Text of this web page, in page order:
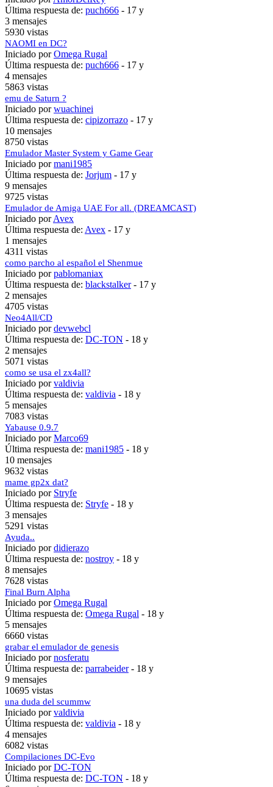
Última respuesta de: puch666 - 17 y
3 mensajes
5930 vistas
NAOMI en DC?
Iniciado porOmega Rugal
Última respuesta de: puch666 - 17 y
4 mensajes
5863 vistas
emu de Saturn ?
Iniciado porwuachinei
Última respuesta de: cipizorrazo - 17 y
10 mensajes
8750 vistas
Emulador Master System y Game Gear
Iniciado pormani1985
Última respuesta de: Jorjum - 17 y
9 mensajes
9725 vistas
Emulador de Amiga UAE For all. (DREAMCAST)
Iniciado porAvex
Última respuesta de: Avex - 17 y
1 mensajes
4311 vistas
como parcho al español el Shenmue
Iniciado porpablomaniax
Última respuesta de: blackstalker- 17 y
2 mensajes
4705 vistas
Neo4All/CD
Iniciado pordevwebcl
Última respuesta de: DC-TON - 18 y
2 mensajes
5071 vistas
como se usa el zx4all?
Iniciado porvaldivia
Última respuesta de: valdivia - 18 y
5 mensajes
7083 vistas
Yabause 0.9.7
Iniciado porMarco69
Última respuesta de: mani1985 - 18 y
10 mensajes
9632 vistas
mame gp2x dat?
Iniciado por Stryfe
Última respuesta de: Stryfe - 18 y
3 mensajes
5291 vistas
Ayuda..
Iniciado pordidierazo
Última respuesta de: nostroy - 18 y
8 mensajes
7628 vistas
Final Burn Alpha
Iniciado porOmega Rugal
Última respuesta de: Omega Rugal - 18 y
5 mensajes
6660 vistas
grabar el emulador de genesis
Iniciado pornosferatu
Última respuesta de: parrabeider- 18 y
9 mensajes
10695 vistas
una duda del scummw
Iniciado porvaldivia
Última respuesta de: valdivia - 18 y
4 mensajes
6082 vistas
Compilaciones DC-Evo
Iniciado porDC-TON
Última respuesta de: DC-TON - 18 y